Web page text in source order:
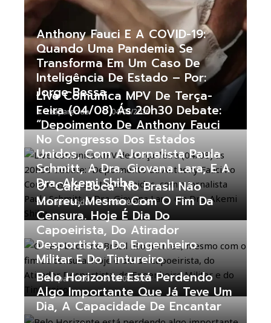
Anthony Fauci E A COVID-19:
Quando Uma Pandemia Se
Transforma Em Um Caso De
Inteligência De Estado – Por:
Jorge Bessa
zeaparecido 04/08/2026
Live Comunica MPV De Terça-
Feira (04/08) Ás 20h30 Debate:
“Depoimento De Anthony Fauci
No Congresso Dos Estados
Unidos, Com A Jornalista Paula
Schmitt, A Dra. Giovana Lara, E A
Dra. Akemi Shiba.
zeaparecido 04/08/2026
O “cala Boca” No Brasil Não
Morreu, Mesmo Com O Fim Da
Censura. Hoje É Dia Do
Capoeirista, Do Atirador
Desportista, Do Engenheiro
Militar E Do Tintureiro
zeaparecido 03/08/2026
Belo Horizonte Está Perdendo
Algo Importante Que Já Teve Um
Dia, A Capacidade De Encantar